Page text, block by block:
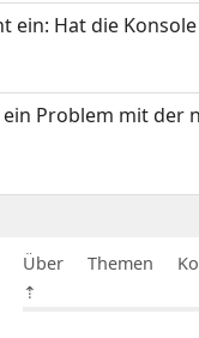
ein: Hat die
Problem mit der
Über Themen
⇡